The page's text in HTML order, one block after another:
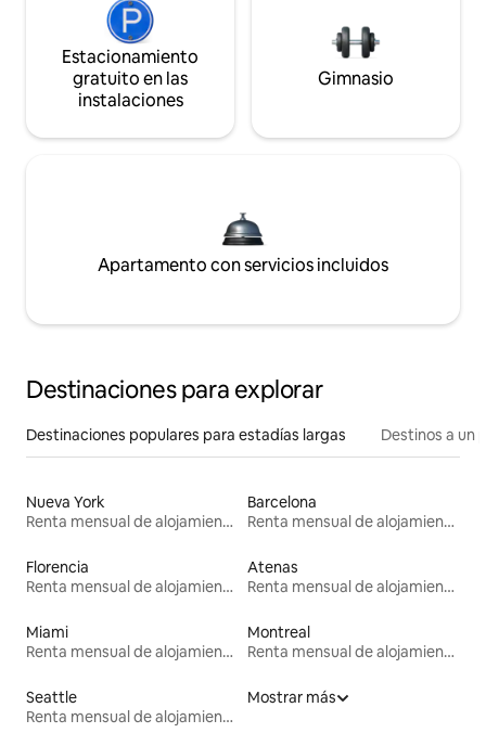
Estacionamiento
gratuito en las
instalaciones
Gimnasio
Apartamento con servicios incluidos
Destinaciones para explorar
Destinaciones populares para estadías largas Destinos a un
Nueva York
Renta mensual de alojamientos
Barcelona
Renta mensual de alojamientos
Florencia
Renta mensual de alojamientos
Atenas
Renta mensual de alojamientos
Miami
Renta mensual de alojamientos
Montreal
Renta mensual de alojamientos
Seattle
Renta mensual de alojamientos
Mostrar más